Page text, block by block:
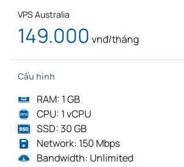
VPS Australia
149.000 vnđ/tháng
Cấu hình
RAM: 1 GB
CPU: 1 vCPU
SSD: 30 GB
Network: 150 Mbps
Bandwidth: Unlimited